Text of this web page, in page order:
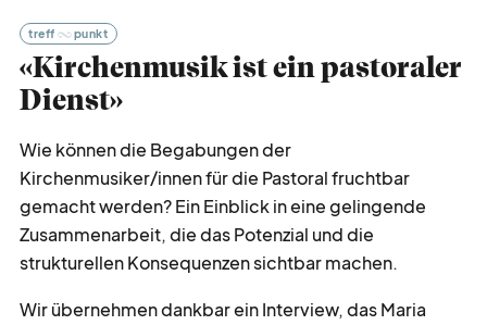
treff punkt
«Kirchenmusik ist ein pastoraler
Dienst»
Wie können die Begabungen der
Kirchenmusiker/innen für die Pastoral fruchtbar
gemacht werden? Ein Einblick in eine gelingende
Zusammenarbeit, die das Potenzial und die
strukturellen Konsequenzen sichtbar machen.
Wir übernehmen dankbar ein Interview, das Maria